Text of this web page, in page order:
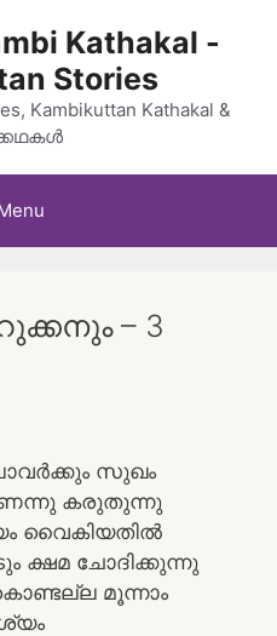
Kathakal -
Stories
Kambikuttan Kathakal &
– 3
സുഖം
കരുതുന്നു
വൈകിയതിൽ
ക്ഷമ ചോദിക്കുന്നു
മൂന്നാം